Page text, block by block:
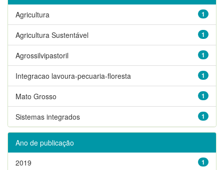
1
Agricultura
1
Agricultura Sustentável
1
Agrossilvipastoril
1
Integracao lavoura-pecuaria-floresta
1
Mato Grosso
1
Sistemas integrados
Ano de publicação
1
2019